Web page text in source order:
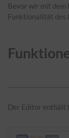
Bevor wir mit dem
Funktionalität des
Der Editor enthält